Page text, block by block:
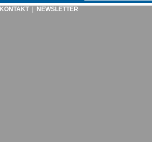
KONTAKT| NEWSLETTER